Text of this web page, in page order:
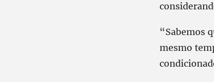
“Sabemos
mesmo